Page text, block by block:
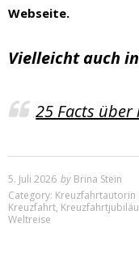
Webseite.
Vielleicht auch
25 Facts über
5. Juli 2026 by Brina Stein
Category: Kreuzfahrtautorin
Kreuzfahrt,
Weltreise